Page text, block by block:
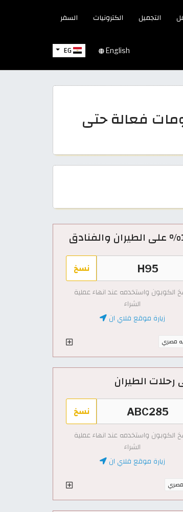
التجميل الكترونيات السفر
EG English
وخصومات فعالة حتى
نسخ
الكوبون واستخدمه عند انهاء عملية
الشراء
زيارة موقع فلاي ان
نسخ
الكوبون واستخدمه عند انهاء عملية
الشراء
زيارة موقع فلاي ان